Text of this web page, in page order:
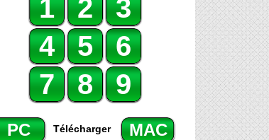
1 2
3
4
5
6
7
8 9
PC Télécharger MAC